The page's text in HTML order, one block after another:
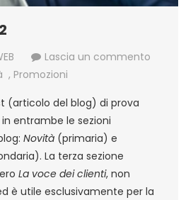
Lascia un commento
, Promozioni
(articolo del blog) di prova
entrambe le sezioni
Novità (primaria) e
La terza sezione
La voce dei clienti, non
è utile esclusivamente per la